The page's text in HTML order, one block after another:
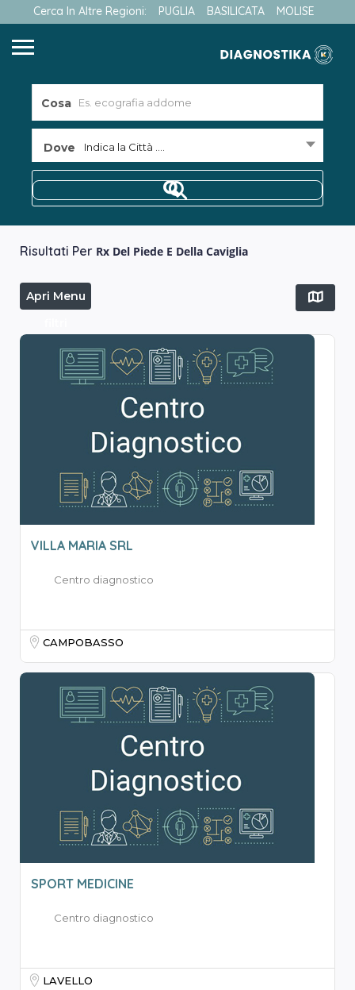
Cerca In Altre Regioni: PUGLIA BASILICATA MOLISE
Cosa
Dove Indica la Città ....
Risultati Per Rx Del Piede E Della Caviglia
Apri Menu
VILLA MARIA SRL
Centro diagnostico
CAMPOBASSO
SPORT MEDICINE
Centro diagnostico
LAVELLO